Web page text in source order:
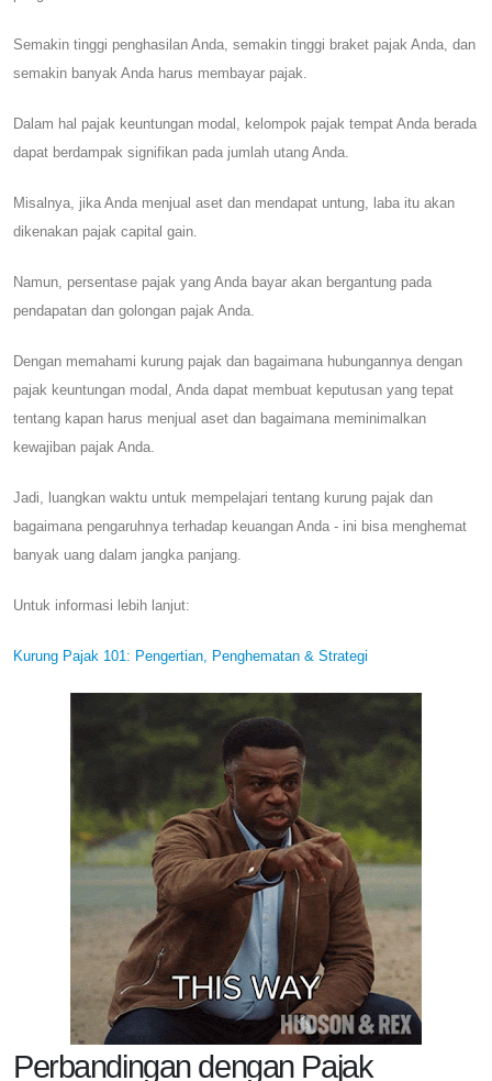
Semakin tinggi penghasilan Anda, semakin tinggi braket pajak Anda, dan
semakin banyak Anda harus membayar pajak.
Dalam hal pajak keuntungan modal, kelompok pajak tempat Anda berada
dapat berdampak signifikan pada jumlah utang Anda.
Misalnya, jika Anda menjual aset dan mendapat untung, laba itu akan
dikenakan pajak capital gain.
Namun, persentase pajak yang Anda bayar akan bergantung pada
pendapatan dan golongan pajak Anda.
Dengan memahami kurung pajak dan bagaimana hubungannya dengan
pajak keuntungan modal, Anda dapat membuat keputusan yang tepat
tentang kapan harus menjual aset dan bagaimana meminimalkan
kewajiban pajak Anda.
Jadi, luangkan waktu untuk mempelajari tentang kurung pajak dan
bagaimana pengaruhnya terhadap keuangan Anda - ini bisa menghemat
banyak uang dalam jangka panjang.
Untuk informasi lebih lanjut:
Kurung Pajak 101: Pengertian, Penghematan & Strategi
Perbandingan dengan Pajak